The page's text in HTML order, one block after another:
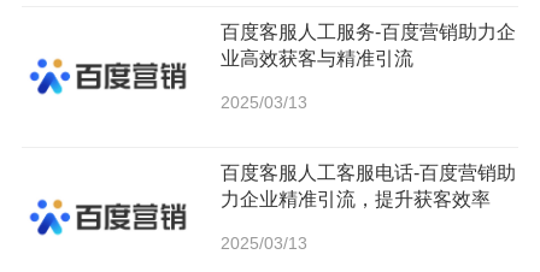
百度客服人工服务-百度营销助力企
业高效获客与精准引流
2025/03/13
百度客服人工客服电话-百度营销助
力企业精准引流，提升获客效率
2025/03/13